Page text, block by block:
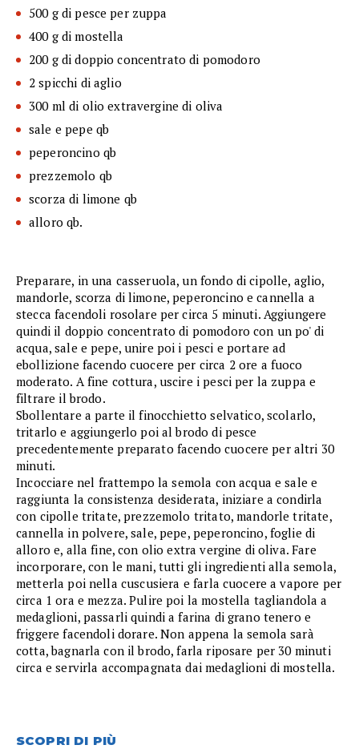
500 g di pesce per zuppa
400 g di mostella
200 g di doppio concentrato di pomodoro
2 spicchi di aglio
300 ml di olio extravergine di oliva
sale e pepe qb
peperoncino qb
prezzemolo qb
scorza di limone qb
alloro qb.
Preparare, in una casseruola, un fondo di cipolle, aglio,
mandorle, scorza di limone, peperoncino e cannella a
stecca facendoli rosolare per circa 5 minuti. Aggiungere
quindi il doppio concentrato di pomodoro con un po' di
acqua, sale e pepe, unire poi i pesci e portare ad
ebollizione facendo cuocere per circa 2 ore a fuoco
moderato. A fine cottura, uscire i pesci per la zuppa e
filtrare il brodo.
Sbollentare a parte il finocchietto selvatico, scolarlo,
tritarlo e aggiungerlo poi al brodo di pesce
precedentemente preparato facendo cuocere per altri 30
minuti.
Incocciare nel frattempo la semola con acqua e sale e
raggiunta la consistenza desiderata, iniziare a condirla
con cipolle tritate, prezzemolo tritato, mandorle tritate,
cannella in polvere, sale, pepe, peperoncino, foglie di
alloro e, alla fine, con olio extra vergine di oliva. Fare
incorporare, con le mani, tutti gli ingredienti alla semola,
metterla poi nella cuscusiera e farla cuocere a vapore per
circa 1 ora e mezza. Pulire poi la mostella tagliandola a
medaglioni, passarli quindi a farina di grano tenero e
friggere facendoli dorare. Non appena la semola sarà
cotta, bagnarla con il brodo, farla riposare per 30 minuti
circa e servirla accompagnata dai medaglioni di mostella.
SCOPRI DI PIÙ